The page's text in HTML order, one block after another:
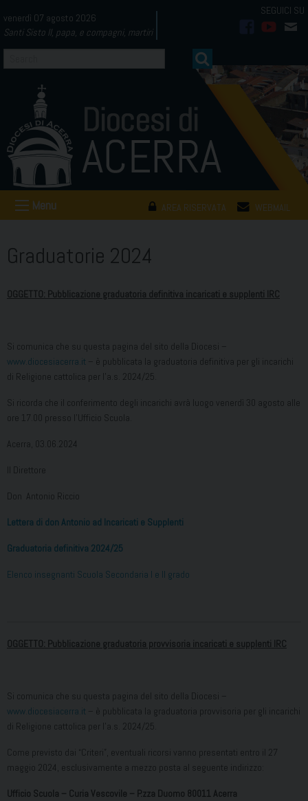
to
content
venerdì 07 agosto 2026
Santi Sisto II, papa, e compagni, martiri
AREA RISERVATA WEBMAIL
Menu
Graduatorie 2024
OGGETTO: Pubblicazione graduatoria definitiva incaricati e supplenti IRC
Si comunica che su questa pagina del sito della Diocesi –
www.diocesiacerra.it – è pubblicata la graduatoria definitiva per gli incarichi
di Religione cattolica per l’a.s. 2024/25.
Si ricorda che il conferimento degli incarichi avrà luogo venerdì 30 agosto alle
ore 17.00 presso l’Ufficio Scuola.
Acerra, 03.06.2024
Il Direttore
Don Antonio Riccio
Lettera di don Antonio ad Incaricati e Supplenti
Graduatoria definitiva 2024/25
Elenco insegnanti Scuola Secondaria I e II grado
OGGETTO: Pubblicazione graduatoria provvisoria incaricati e supplenti IRC
Si comunica che su questa pagina del sito della Diocesi –
www.diocesiacerra.it – è pubblicata la graduatoria provvisoria per gli incarichi
di Religione cattolica per l’a.s. 2024/25.
Come previsto dai “Criteri”, eventuali ricorsi vanno presentati entro il 27
maggio 2024, esclusivamente a mezzo posta al seguente indirizzo:
Ufficio Scuola – Curia Vescovile – P.zza Duomo 80011 Acerra